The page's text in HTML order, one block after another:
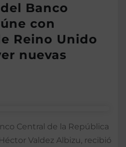
Banco
con
Reino Unido
nuevas
Central de la República
Valdez Albizu, recibió